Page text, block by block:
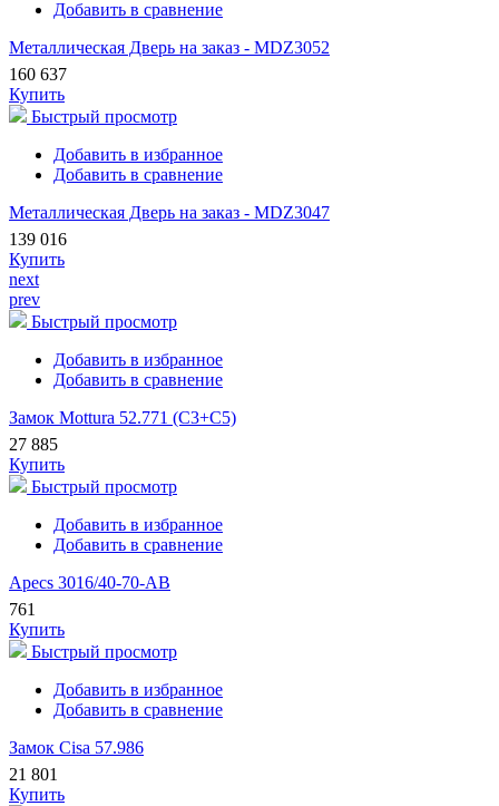
Добавить в сравнение
Металлическая Дверь на заказ - MDZ3052
160 637
Купить
Быстрый просмотр
Добавить в избранное
Добавить в сравнение
Металлическая Дверь на заказ - MDZ3047
139 016
Купить
next
prev
Быстрый просмотр
Добавить в избранное
Добавить в сравнение
Замок Mottura 52.771 (С3+С5)
27 885
Купить
Быстрый просмотр
Добавить в избранное
Добавить в сравнение
Apecs 3016/40-70-AB
761
Купить
Быстрый просмотр
Добавить в избранное
Добавить в сравнение
Замок Cisa 57.986
21 801
Купить